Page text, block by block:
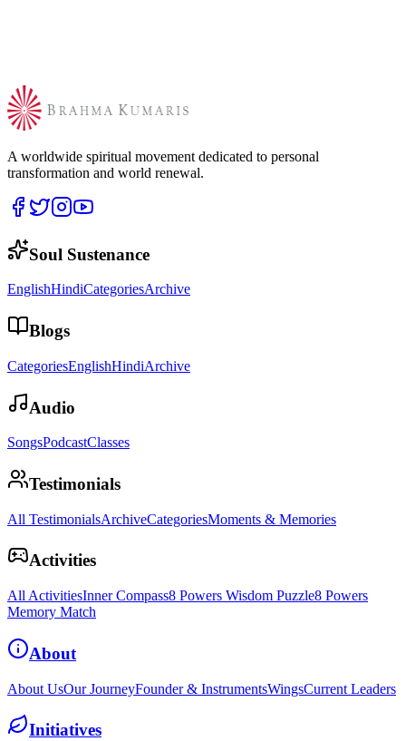
A worldwide spiritual movement dedicated to personal
transformation and world renewal.
Soul Sustenance
EnglishHindiCategoriesArchive
Blogs
CategoriesEnglishHindiArchive
Audio
SongsPodcastClasses
Testimonials
All TestimonialsArchiveCategoriesMoments & Memories
Activities
All ActivitiesInner Compass8 Powers Wisdom Puzzle8 Powers
Memory Match
About
About UsOur JourneyFounder & InstrumentsWingsCurrent Leaders
Initiatives